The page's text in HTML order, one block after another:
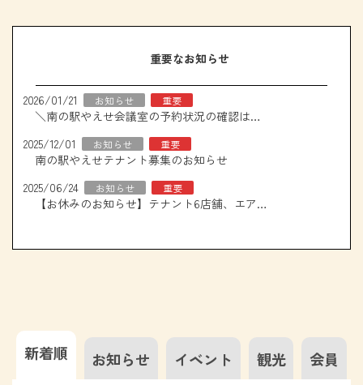
重要なお知らせ
2026/01/21 お知らせ 重要
＼南の駅やえせ会議室の予約状況の確認はこちら！／
2025/12/01
お知らせ 重要
南の駅やえせテナント募集のお知らせ
2025/06/24
お知らせ 重要
【お休みのお知らせ】テナント6店舗、エアコン取り換え工事について
新着順 お知らせ イベント 観光 会員